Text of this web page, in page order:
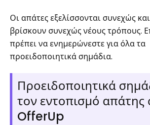
Οι απάτες εξελίσσονται συνεχώς
βρίσκουν συνεχώς νέους τρόπους.
πρέπει να ενημερώνεστε για όλα τα
προειδοποιητικά σημάδια.
Προειδοποιητικά
τον εντοπισμό απάτης
OfferUp